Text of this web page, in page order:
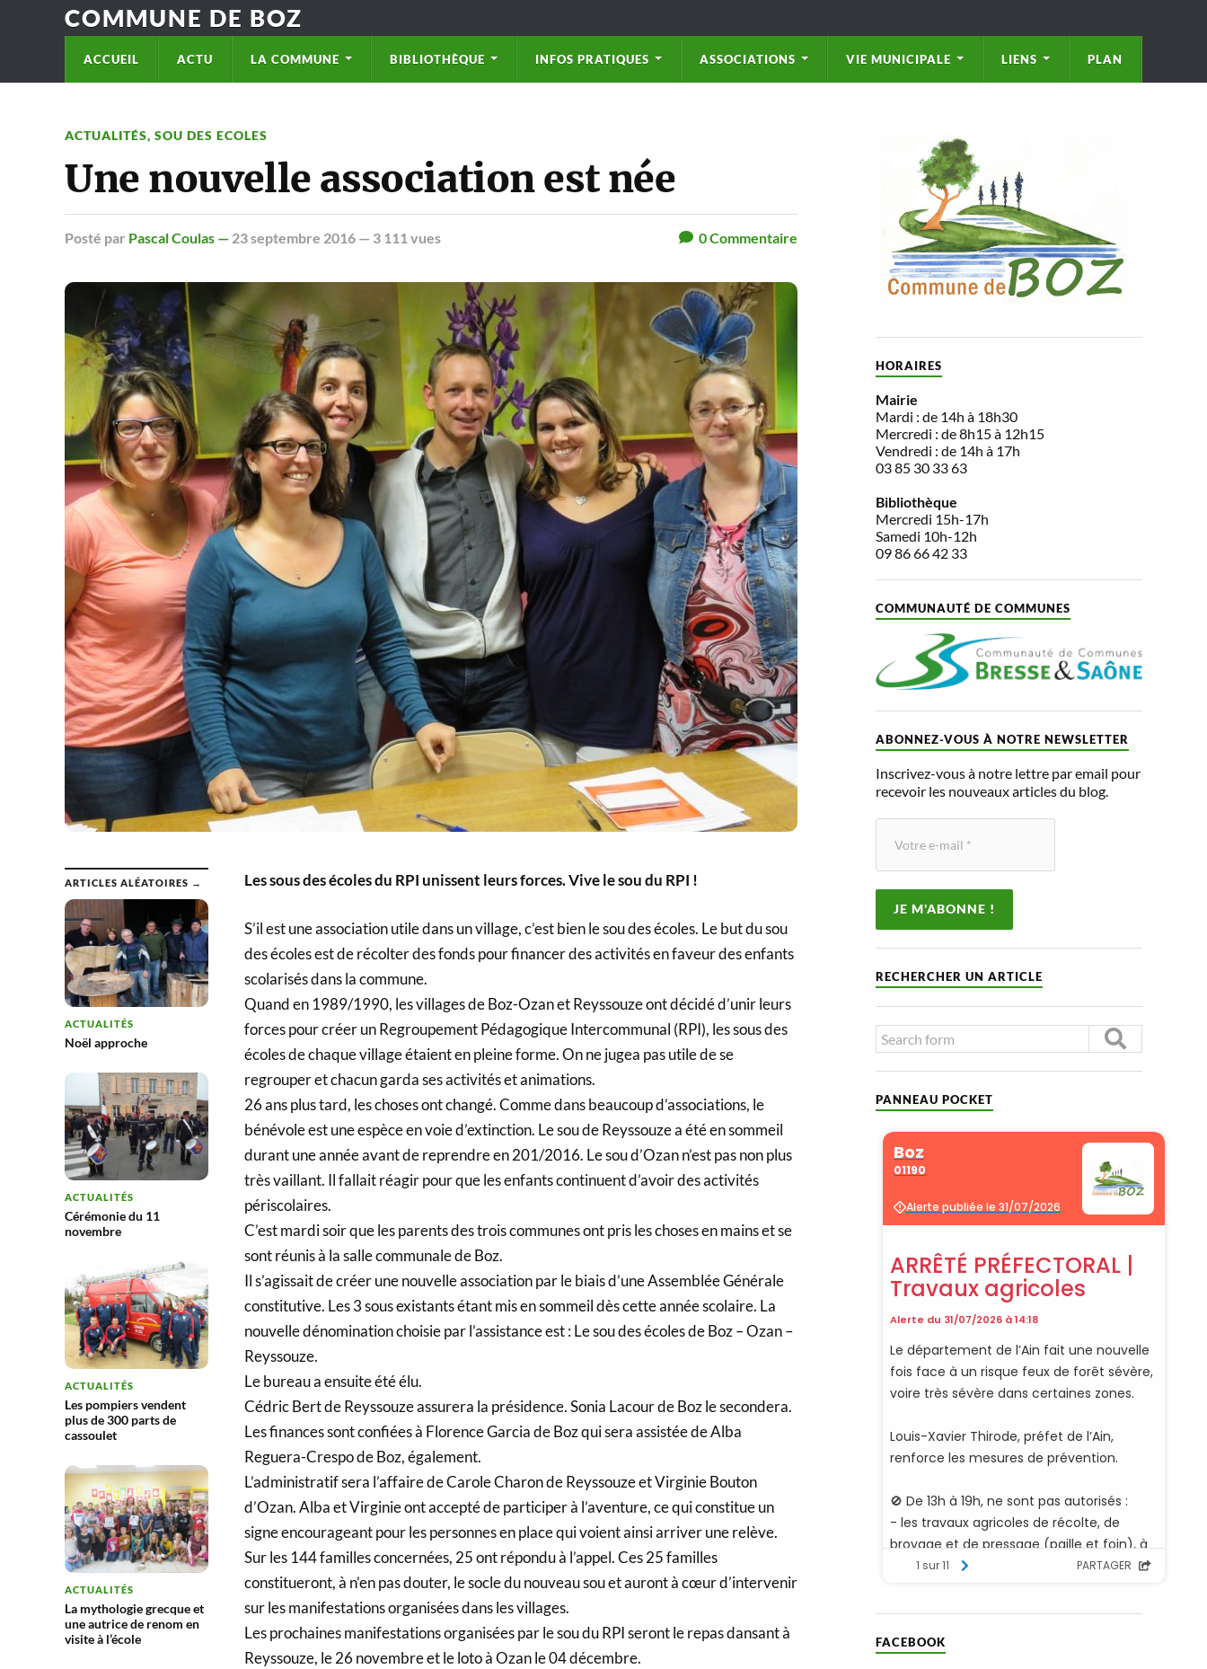
COMMUNE DE BOZ
ACCUEIL ACTU LA COMMUNE BIBLIOTHÈQUE INFOS PRATIQUES ASSOCIATIONS VIE MUNICIPALE LIENS PLAN
ACTUALITÉS, SOU DES ECOLES
Une nouvelle association est née
Posté par Pascal Coulas — 23 septembre 2016 — 3 111 vues 0Commentaire
ARTICLES ALÉATOIRES →
ACTUALITÉS
Noël approche
ACTUALITÉS
Cérémonie du 11
novembre
ACTUALITÉS
Les pompiers vendent
plus de 300 parts de
cassoulet
ACTUALITÉS
La mythologie grecque et
une autrice de renom en
visite à l’école
Les sous des écoles du RPI unissent leurs forces. Vive le sou du RPI !
S’il est une association utile dans un village, c’est bien le sou des écoles. Le but du sou
des écoles est de récolter des fonds pour financer des activités en faveur des enfants
scolarisés dans la commune.
Quand en 1989/1990, les villages de Boz-Ozan et Reyssouze ont décidé d’unir leurs
forces pour créer un Regroupement Pédagogique Intercommunal (RPI), les sous des
écoles de chaque village étaient en pleine forme. On ne jugea pas utile de se
regrouper et chacun garda ses activités et animations.
26 ans plus tard, les choses ont changé. Comme dans beaucoup d’associations, le
bénévole est une espèce en voie d’extinction. Le sou de Reyssouze a été en sommeil
durant une année avant de reprendre en 201/2016. Le sou d’Ozan n’est pas non plus
très vaillant. Il fallait réagir pour que les enfants continuent d’avoir des activités
périscolaires.
C’est mardi soir que les parents des trois communes ont pris les choses en mains et se
sont réunis à la salle communale de Boz.
Il s’agissait de créer une nouvelle association par le biais d’une Assemblée Générale
constitutive. Les 3 sous existants étant mis en sommeil dès cette année scolaire. La
nouvelle dénomination choisie par l’assistance est : Le sou des écoles de Boz – Ozan –
Reyssouze.
Le bureau a ensuite été élu.
Cédric Bert de Reyssouze assurera la présidence. Sonia Lacour de Boz le secondera.
Les finances sont confiées à Florence Garcia de Boz qui sera assistée de Alba
Reguera-Crespo de Boz, également.
L’administratif sera l’affaire de Carole Charon de Reyssouze et Virginie Bouton
d’Ozan. Alba et Virginie ont accepté de participer à l’aventure, ce qui constitue un
signe encourageant pour les personnes en place qui voient ainsi arriver une relève.
Sur les 144 familles concernées, 25 ont répondu à l’appel. Ces 25 familles
constitueront, à n’en pas douter, le socle du nouveau sou et auront à cœur d’intervenir
sur les manifestations organisées dans les villages.
Les prochaines manifestations organisées par le sou du RPI seront le repas dansant à
Reyssouze, le 26 novembre et le loto à Ozan le 04 décembre.
HORAIRES
Mairie
Mardi : de 14h à 18h30
Mercredi : de 8h15 à 12h15
Vendredi : de 14h à 17h
03 85 30 33 63
Bibliothèque
Mercredi 15h-17h
Samedi 10h-12h
09 86 66 42 33
COMMUNAUTÉ DE COMMUNES
ABONNEZ-VOUS À NOTRE NEWSLETTER
Inscrivez-vous à notre lettre par email pour
recevoir les nouveaux articles du blog.
RECHERCHER UN ARTICLE
PANNEAU POCKET
FACEBOOK